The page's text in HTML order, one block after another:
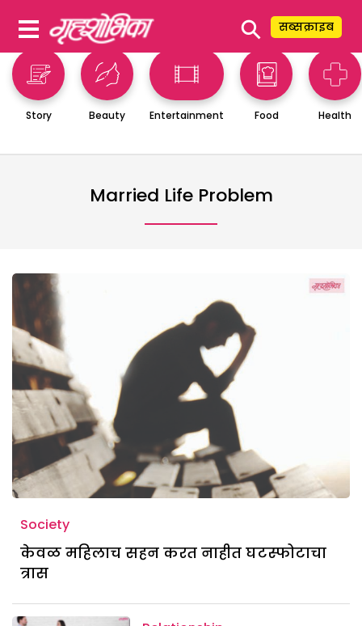
⚲ सब्सक्राइब
Story Beauty Entertainment Food Health
Married Life Problem
Society
केवळ महिलाच सहन करत नाहीत घटस्फोटाचा
त्रास